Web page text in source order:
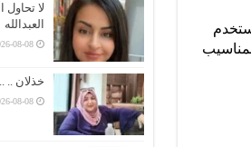
لا
العبدالله
08-08
خذلان ..
08-08